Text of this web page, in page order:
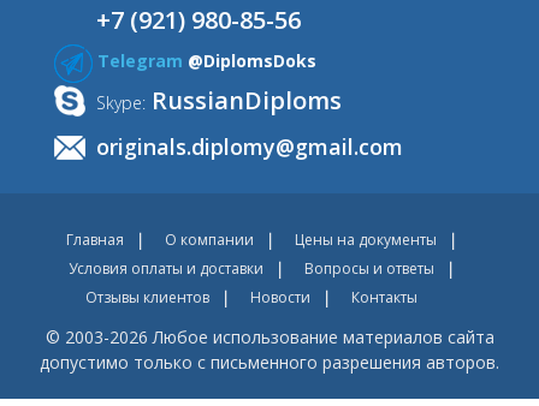
+7 (921) 980-85-56
Telegram @DiplomsDoks
Skype: RussianDiploms
originals.diplomy@gmail.com
Главная О компании
Цены на документы
Условия оплаты и доставки
Вопросы и ответы
Отзывы клиентов
Новости Контакты
© 2003-2026 Любое использование материалов сайта
допустимо только с письменного разрешения авторов.